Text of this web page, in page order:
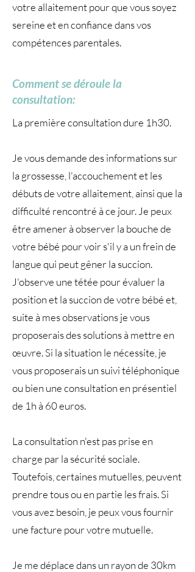
votre allaitement pour que vous soyez
sereine et en confiance dans vos
compétences parentales.
Comment se déroule la
consultation:
La première consultation dure 1h30.
Je vous demande des informations sur
la grossesse, l'accouchement et les
débuts de votre allaitement, ainsi que la
difficulté rencontré à ce jour. Je peux
être amener à observer la bouche de
votre bébé pour voir s'il y a un frein de
langue qui peut gêner la succion.
J'observe une tétée pour évaluer la
position et la succion de votre bébé et,
suite à mes observations je vous
proposerais des solutions à mettre en
œuvre. Si la situation le nécessite, je
vous proposerais un suivi téléphonique
ou bien une consultation en présentiel
de 1h à 60 euros.
La consultation n'est pas prise en
charge par la sécurité sociale.
Toutefois, certaines mutuelles, peuvent
prendre tous ou en partie les frais. Si
vous avez besoin, je peux vous fournir
une facture pour votre mutuelle.
Je me déplace dans un rayon de 30km